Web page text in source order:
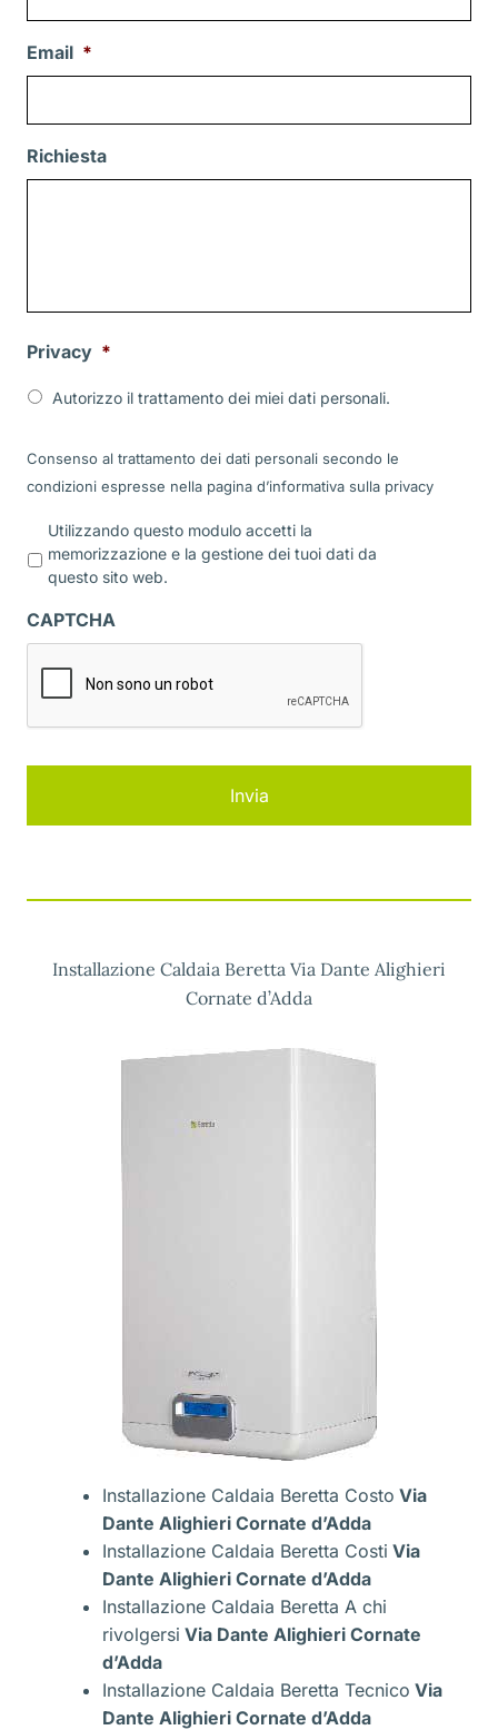
Email *
Richiesta
Privacy *
Autorizzo il trattamento dei miei dati personali.
Consenso al trattamento dei dati personali secondo le
condizioni espresse nella pagina d’informativa sulla privacy
r
i
a
c
Utilizzando questo modulo accetti la
memorizzazione e la gestione dei tuoi dati da
questo sito web.
CAPTCHA
Installazione Caldaia Beretta Via Dante Alighieri
Cornate d’Adda
Installazione Caldaia Beretta Costo Via
Dante Alighieri Cornate d’Adda
Installazione Caldaia Beretta Costi Via
Dante Alighieri Cornate d’Adda
Installazione Caldaia Beretta A chi
rivolgersi Via Dante Alighieri Cornate
d’Adda
Installazione Caldaia Beretta Tecnico Via
Dante Alighieri Cornate d’Adda